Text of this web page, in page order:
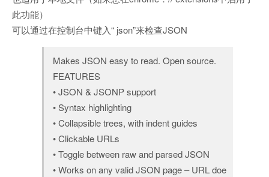
此功能）
可以通过在控制台中键入“ json”来检查JSON
Makes JSON easy to read. Open source.
FEATURES
• JSON & JSONP support
• Syntax highlighting
• Collapsible trees, with indent guides
• Clickable URLs
• Toggle between raw and parsed JSON
• Works on any valid JSON page – URL doe